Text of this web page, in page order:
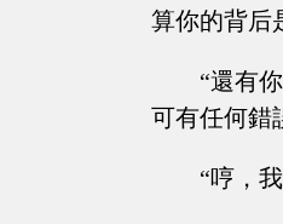
算你的背后
“還有
可有任何錯
“哼，